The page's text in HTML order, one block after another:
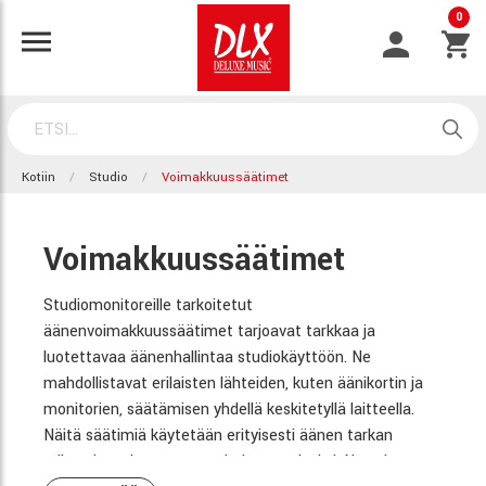
0
Kotiin Studio Voimakkuussäätimet
Voimakkuussäätimet
Studiomonitoreille tarkoitetut
äänenvoimakkuussäätimet tarjoavat tarkkaa ja
luotettavaa äänenhallintaa studiokäyttöön. Ne
mahdollistavat erilaisten lähteiden, kuten äänikortin ja
monitorien, säätämisen yhdellä keskitetyllä laitteella.
Näitä säätimiä käytetään erityisesti äänen tarkan
miksauksen ja seurannan helpottamiseksi. Ne voivat